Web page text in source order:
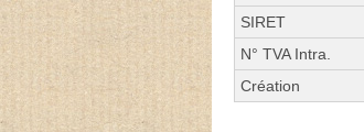
SIRET
N° TVA Intra.
Création